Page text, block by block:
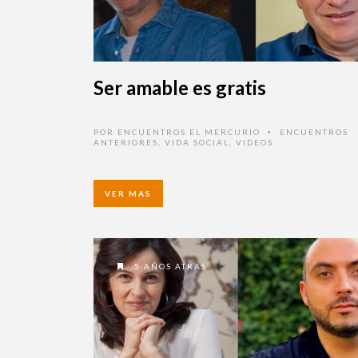
Ser amable es gratis
PORENCUENTROS EL MERCURIO •
ENCUENTROS
ANTERIORES, VIDA SOCIAL , VIDEOS
VER MAS
5 AÑOS ATRAS